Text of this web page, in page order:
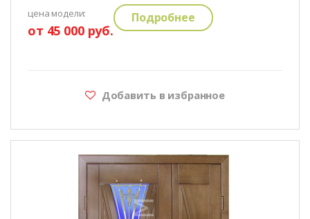
цена модели:
от 45 000 руб.
Подробнее
Добавить в избранное